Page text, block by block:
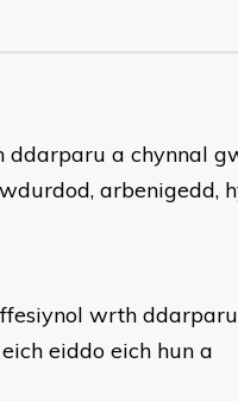
a chynnal
arbenigedd,
wrth ddarparu
eiddo eich hun a